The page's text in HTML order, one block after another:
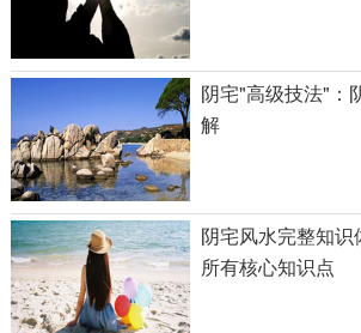
阴宅"高级技法"：
解
阴宅风水完整知
所有核心知识点